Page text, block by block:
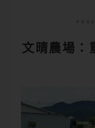
文晴農場：